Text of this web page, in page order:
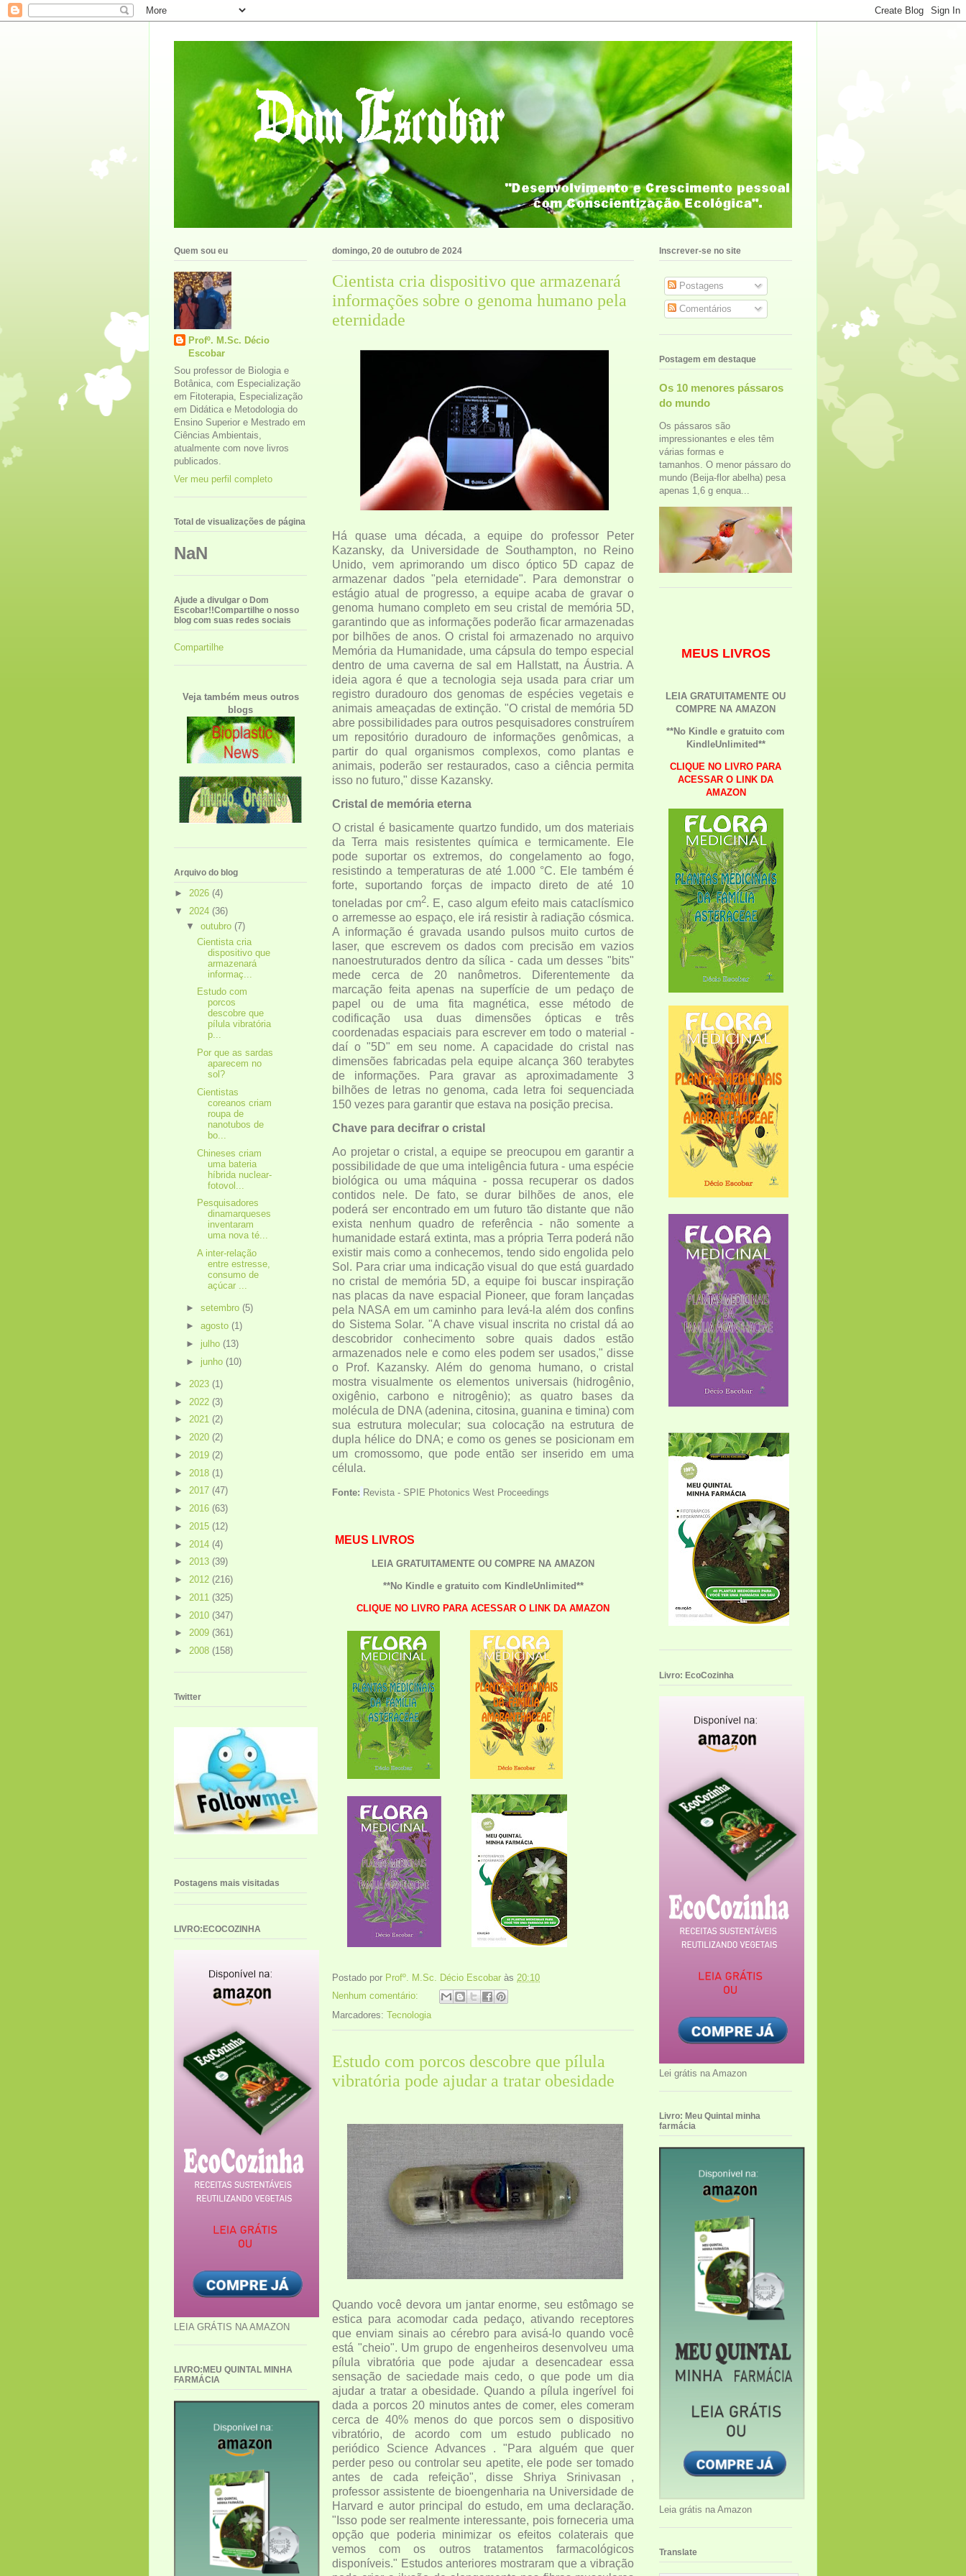
domingo, 20 de outubro de 2024
Cientista cria dispositivo que armazenará
informações sobre o genoma humano pela
eternidade
Há quase uma década, a equipe do professor Peter
Kazansky, da Universidade de Southampton, no Reino
Unido, vem aprimorando um disco óptico 5D capaz de
armazenar dados "pela eternidade". Para demonstrar o
estágio atual de progresso, a equipe acaba de gravar o
genoma humano completo em seu cristal de memória 5D,
garantindo que as informações poderão ficar armazenadas
por bilhões de anos. O cristal foi armazenado no arquivo
Memória da Humanidade, uma cápsula do tempo especial
dentro de uma caverna de sal em Hallstatt, na Áustria. A
ideia agora é que a tecnologia seja usada para criar um
registro duradouro dos genomas de espécies vegetais e
animais ameaçadas de extinção. "O cristal de memória 5D
abre possibilidades para outros pesquisadores construírem
um repositório duradouro de informações genômicas, a
partir do qual organismos complexos, como plantas e
animais, poderão ser restaurados, caso a ciência permita
isso no futuro," disse Kazansky.
Cristal de memória eterna
O cristal é basicamente quartzo fundido, um dos materiais
da Terra mais resistentes química e termicamente. Ele
pode suportar os extremos, do congelamento ao fogo,
resistindo a temperaturas de até 1.000 °C. Ele também é
forte, suportando forças de impacto direto de até 10
toneladas por cm2. E, caso algum efeito mais cataclísmico
o arremesse ao espaço, ele irá resistir à radiação cósmica.
A informação é gravada usando pulsos muito curtos de
laser, que escrevem os dados com precisão em vazios
nanoestruturados dentro da sílica - cada um desses "bits"
mede cerca de 20 nanômetros. Diferentemente da
marcação feita apenas na superfície de um pedaço de
papel ou de uma fita magnética, esse método de
codificação usa duas dimensões ópticas e três
coordenadas espaciais para escrever em todo o material -
daí o "5D" em seu nome. A capacidade do cristal nas
dimensões fabricadas pela equipe alcança 360 terabytes
de informações. Para gravar as aproximadamente 3
bilhões de letras no genoma, cada letra foi sequenciada
150 vezes para garantir que estava na posição precisa.
Chave para decifrar o cristal
Ao projetar o cristal, a equipe se preocupou em garantir a
possibilidade de que uma inteligência futura - uma espécie
biológica ou uma máquina - possa recuperar os dados
contidos nele. De fato, se durar bilhões de anos, ele
poderá ser encontrado em um futuro tão distante que não
exista nenhum quadro de referência - não somente a
humanidade estará extinta, mas a própria Terra poderá não
existir mais como a conhecemos, tendo sido engolida pelo
Sol. Para criar uma indicação visual do que está guardado
no cristal de memória 5D, a equipe foi buscar inspiração
nas placas da nave espacial Pioneer, que foram lançadas
pela NASA em um caminho para levá-la além dos confins
do Sistema Solar. "A chave visual inscrita no cristal dá ao
descobridor conhecimento sobre quais dados estão
armazenados nele e como eles podem ser usados," disse
o Prof. Kazansky. Além do genoma humano, o cristal
mostra visualmente os elementos universais (hidrogênio,
oxigênio, carbono e nitrogênio); as quatro bases da
molécula de DNA (adenina, citosina, guanina e timina) com
sua estrutura molecular; sua colocação na estrutura de
dupla hélice do DNA; e como os genes se posicionam em
um cromossomo, que pode então ser inserido em uma
célula.
Fonte: Revista - SPIE Photonics West Proceedings
MEUS LIVROS
LEIA GRATUITAMENTE OU COMPRE NA AMAZON
**No Kindle e gratuito com KindleUnlimited**
CLIQUE NO LIVRO PARA ACESSAR O LINK DA AMAZON
Postado por Profº. M.Sc. Décio Escobar às 20:10
Nenhum comentário:
Marcadores: Tecnologia
Estudo com porcos descobre que pílula
vibratória pode ajudar a tratar obesidade
Quando você devora um jantar enorme, seu estômago se
estica para acomodar cada pedaço, ativando receptores
que enviam sinais ao cérebro para avisá-lo quando você
está "cheio". Um grupo de engenheiros desenvolveu uma
pílula vibratória que pode ajudar a desencadear essa
sensação de saciedade mais cedo, o que pode um dia
ajudar a tratar a obesidade. Quando a pílula ingerível foi
dada a porcos 20 minutos antes de comer, eles comeram
cerca de 40% menos do que porcos sem o dispositivo
vibratório, de acordo com um estudo publicado no
periódico Science Advances . "Para alguém que quer
perder peso ou controlar seu apetite, ele pode ser tomado
antes de cada refeição", disse Shriya Srinivasan ,
professor assistente de bioengenharia na Universidade de
Harvard e autor principal do estudo, em uma declaração.
"Isso pode ser realmente interessante, pois forneceria uma
opção que poderia minimizar os efeitos colaterais que
vemos com os outros tratamentos farmacológicos
disponíveis." Estudos anteriores mostraram que a vibração
Quem sou eu
Profº. M.Sc. Décio
Escobar
Sou professor de Biologia e
Botânica, com Especialização
em Fitoterapia, Especialização
em Didática e Metodologia do
Ensino Superior e Mestrado em
Ciências Ambientais,
atualmente com nove livros
publicados.
Ver meu perfil completo
Total de visualizações de página
NaN
Ajude a divulgar o Dom
Escobar!!Compartilhe o nosso
blog com suas redes sociais
Compartilhe
Veja também meus outros
blogs
Arquivo do blog
► 2026 (4)
▼ 2024 (36)
▼ outubro (7)
Cientista cria
dispositivo que
armazenará
informaç...
Estudo com
porcos
descobre que
pílula vibratória
p...
Por que as sardas
aparecem no
sol?
Cientistas
coreanos criam
roupa de
nanotubos de
bo...
Chineses criam
uma bateria
híbrida nuclear-
fotovol...
Pesquisadores
dinamarqueses
inventaram
uma nova té...
A inter-relação
entre estresse,
consumo de
açúcar ...
► setembro (5)
► agosto (1)
► julho (13)
► junho (10)
► 2023 (1)
► 2022 (3)
► 2021 (2)
► 2020 (2)
► 2019 (2)
► 2018 (1)
► 2017 (47)
► 2016 (63)
► 2015 (12)
► 2014 (4)
► 2013 (39)
► 2012 (216)
► 2011 (325)
► 2010 (347)
► 2009 (361)
► 2008 (158)
Twitter
Postagens mais visitadas
LIVRO:ECOCOZINHA
LEIA GRÁTIS NA AMAZON
LIVRO:MEU QUINTAL MINHA
FARMÁCIA
Inscrever-se no site
Postagens
Comentários
Postagem em destaque
Os 10 menores pássaros
do mundo
Os pássaros são
impressionantes e eles têm
várias formas e
tamanhos. O menor pássaro do
mundo (Beija-flor abelha) pesa
apenas 1,6 g enqua...
MEUS LIVROS
LEIA GRATUITAMENTE OU
COMPRE NA AMAZON
**No Kindle e gratuito com
KindleUnlimited**
CLIQUE NO LIVRO PARA
ACESSAR O LINK DA
AMAZON
Livro: EcoCozinha
Lei grátis na Amazon
Livro: Meu Quintal minha
farmácia
Leia grátis na Amazon
Translate